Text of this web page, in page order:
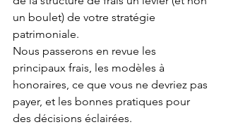
un boulet) de votre stratégie
patrimoniale.
Nous passerons en revue les
principaux frais, les modèles à
honoraires, ce que vous ne devriez pas
payer, et les bonnes pratiques pour
des décisions éclairées.